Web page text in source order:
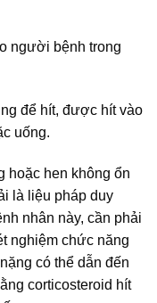
người bệnh trong
để hít, được hít vào
uống.
hoặc hen không ổn
là liệu pháp duy
nhân này, cần phải
nghiệm chức năng
có thể dẫn đến
corticosteroid hít